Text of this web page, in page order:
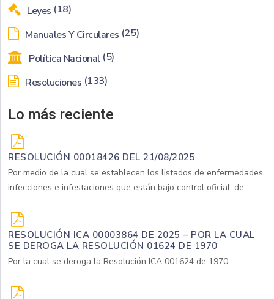
Leyes (18)
Manuales Y Circulares (25)
Política Nacional (5)
Resoluciones (133)
Lo más reciente
RESOLUCIÓN 00018426 DEL 21/08/2025
Por medio de la cual se establecen los listados de enfermedades,
infecciones e infestaciones que están bajo control oficial, de...
RESOLUCIÓN ICA 00003864 DE 2025 – POR LA CUAL
SE DEROGA LA RESOLUCIÓN 01624 DE 1970
Por la cual se deroga la Resolución ICA 001624 de 1970